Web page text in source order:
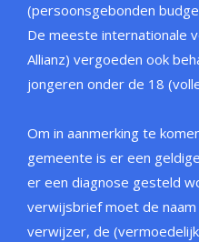
(persoonsgebonden
De meeste internationale
Allianz) vergoeden ook
jongeren onder de 18
Om in aanmerking te
gemeente is er een
er een diagnose gesteld
verwijsbrief moet de naam
verwijzer, de